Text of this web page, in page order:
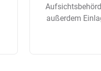
außerdem